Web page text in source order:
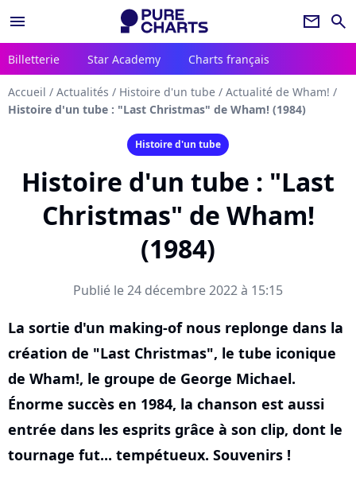
menu newsletter search
Billetterie Star Academy Charts français
Accueil / Actualités / Histoire d'un tube / Actualité de Wham! /
Histoire d'un tube : "Last Christmas" de Wham! (1984)
Histoire d'un tube
Histoire d'un tube : "Last
Christmas" de Wham!
(1984)
Publié le 24 décembre 2022 à 15:15
La sortie d'un making-of nous replonge dans la
création de "Last Christmas", le tube iconique
de Wham!, le groupe de George Michael.
Énorme succès en 1984, la chanson est aussi
entrée dans les esprits grâce à son clip, dont le
tournage fut... tempétueux. Souvenirs !